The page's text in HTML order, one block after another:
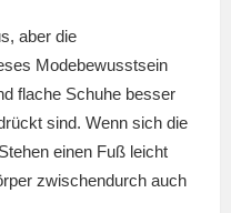
aber die
Modebewusstsein
flache Schuhe besser
sind. Wenn sich die
einen Fuß leicht
zwischendurch auch